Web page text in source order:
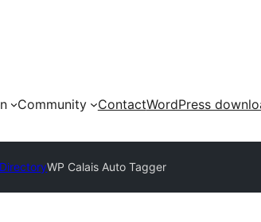
Community ContactWordPress
WP Calais Auto Tagger